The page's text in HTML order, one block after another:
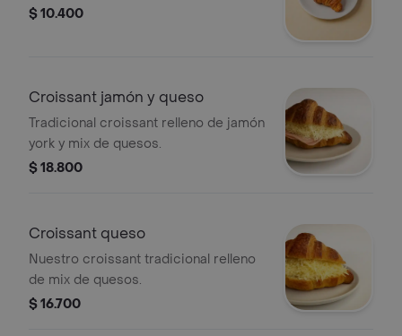
$ 10.400
Croissant jamón y queso
Tradicional croissant relleno de jamón
york y mix de quesos.
$ 18.800
Croissant queso
Nuestro croissant tradicional relleno
de mix de quesos.
$ 16.700